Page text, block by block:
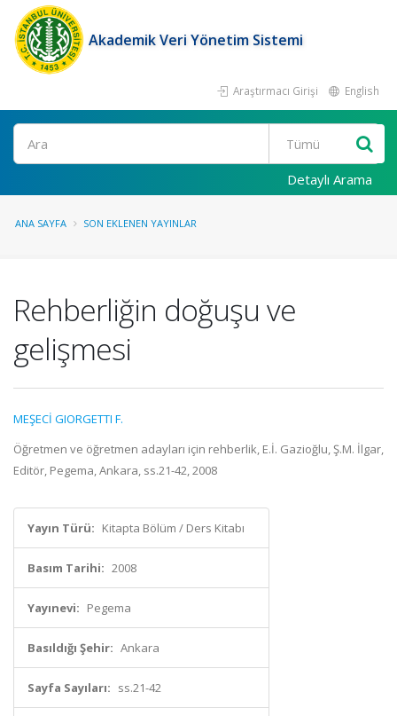
Akademik Veri Yönetim Sistemi
Araştırmacı Girişi English
Ara
Detaylı Arama
ANA SAYFA SON EKLENEN YAYINLAR
Rehberliğin doğuşu ve
gelişmesi
MEŞECİ GIORGETTI F.
Öğretmen ve öğretmen adayları için rehberlik, E.İ. Gazioğlu, Ş.M. İlgar,
Editör, Pegema, Ankara, ss.21-42, 2008
Yayın Türü: Kitapta Bölüm / Ders Kitabı
Basım Tarihi: 2008
Yayınevi: Pegema
Basıldığı Şehir: Ankara
Sayfa Sayıları: ss.21-42